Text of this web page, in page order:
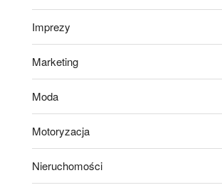
Imprezy
Marketing
Moda
Motoryzacja
Nieruchomości